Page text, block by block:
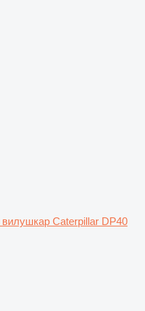
вилушкар Caterpillar DP40